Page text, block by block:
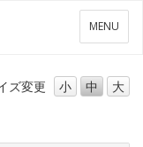
メ
ニ
ー
MENU
ズ変更 小 中 大